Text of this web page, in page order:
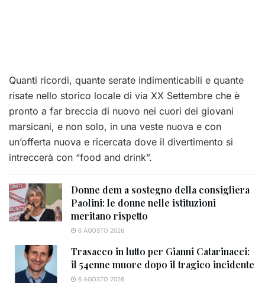
Quanti ricordi, quante serate indimenticabili e quante
risate nello storico locale di via XX Settembre che è
pronto a far breccia di nuovo nei cuori dei giovani
marsicani, e non solo, in una veste nuova e con
un’offerta nuova e ricercata dove il divertimento si
intreccerà con “food and drink”.
Donne dem a sostegno della consigliera
Paolini: le donne nelle istituzioni
meritano rispetto
6 AGOSTO 2026
Trasacco in lutto per Gianni Catarinacci:
il 54enne muore dopo il tragico incidente
6 AGOSTO 2026